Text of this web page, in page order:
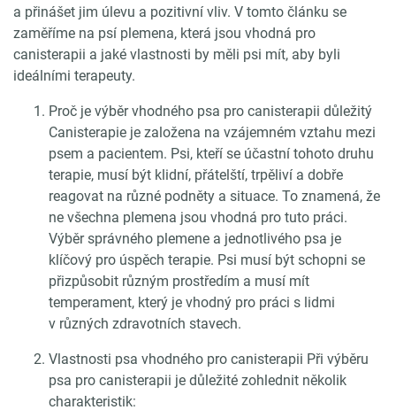
a přinášet jim úlevu a pozitivní vliv. V tomto článku se
zaměříme na psí plemena, která jsou vhodná pro
canisterapii a jaké vlastnosti by měli psi mít, aby byli
ideálními terapeuty.
Proč je výběr vhodného psa pro canisterapii důležitý
Canisterapie je založena na vzájemném vztahu mezi
psem a pacientem. Psi, kteří se účastní tohoto druhu
terapie, musí být klidní, přátelští, trpěliví a dobře
reagovat na různé podněty a situace. To znamená, že
ne všechna plemena jsou vhodná pro tuto práci.
Výběr správného plemene a jednotlivého psa je
klíčový pro úspěch terapie. Psi musí být schopni se
přizpůsobit různým prostředím a musí mít
temperament, který je vhodný pro práci s lidmi
v různých zdravotních stavech.
Vlastnosti psa vhodného pro canisterapii Při výběru
psa pro canisterapii je důležité zohlednit několik
charakteristik: